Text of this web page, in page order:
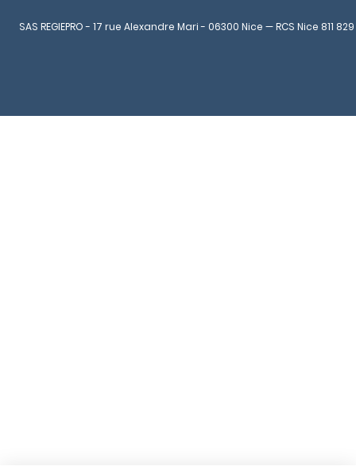
SAS REGIEPRO - 17 rue Alexandre Mari - 06300 Nice — RCS Nice 811